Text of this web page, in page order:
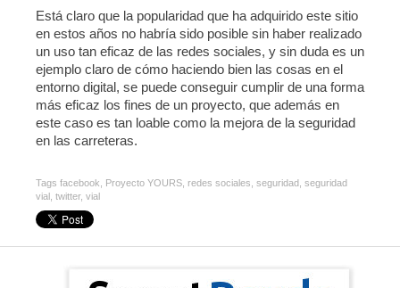
Está claro que la popularidad que ha adquirido este sitio
en estos años no habría sido posible sin haber realizado
un uso tan eficaz de las redes sociales, y sin duda es un
ejemplo claro de cómo haciendo bien las cosas en el
entorno digital, se puede conseguir cumplir de una forma
más eficaz los fines de un proyecto, que además en
este caso es tan loable como la mejora de la seguridad
en las carreteras.
Tags facebook Proyecto YOURS redes sociales seguridad seguridad
vial twitter, vial